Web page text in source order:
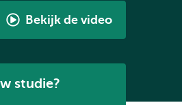
Bekijk de video
Student
studie?